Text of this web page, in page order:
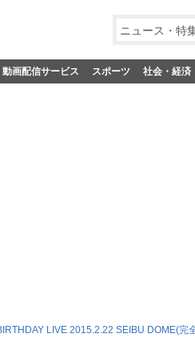
ニュース・特
動画配信サービス スポーツ 社会・経済
LIVE 2015.2.22 SEIBU DOME(完